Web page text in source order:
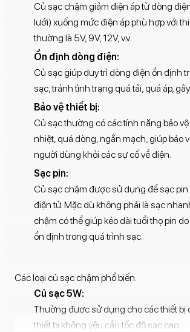
Củ sạc chậm giảm điện áp từ dòng
lưới) xuống mức điện áp phù hợp với
thường là 5V, 9V, 12V, v.v.
Ổn định dòng điện:
Củ sạc giúp duy trì dòng điện ổn định
sạc, tránh tình trạng quá tải, quá áp,
Bảo vệ thiết bị:
Củ sạc thường có các tính năng bảo
nhiệt, quá dòng, ngắn mạch, giúp bảo
người dùng khỏi các sự cố về điện.
Sạc pin:
Củ sạc chậm được sử dụng để sạc pin
điện tử. Mặc dù không phải là sạc
chậm có thể giúp kéo dài tuổi thọ pin
ổn định trong quá trình sạc.
Các loại củ sạc chậm phổ biến:
Củ sạc 5W:
Thường được sử dụng cho các thiết bị
thiết bị không yêu cầu tốc độ sạc cao.